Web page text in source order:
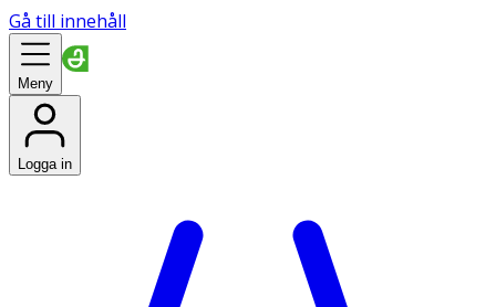
Gå till innehåll
Meny
Logga in